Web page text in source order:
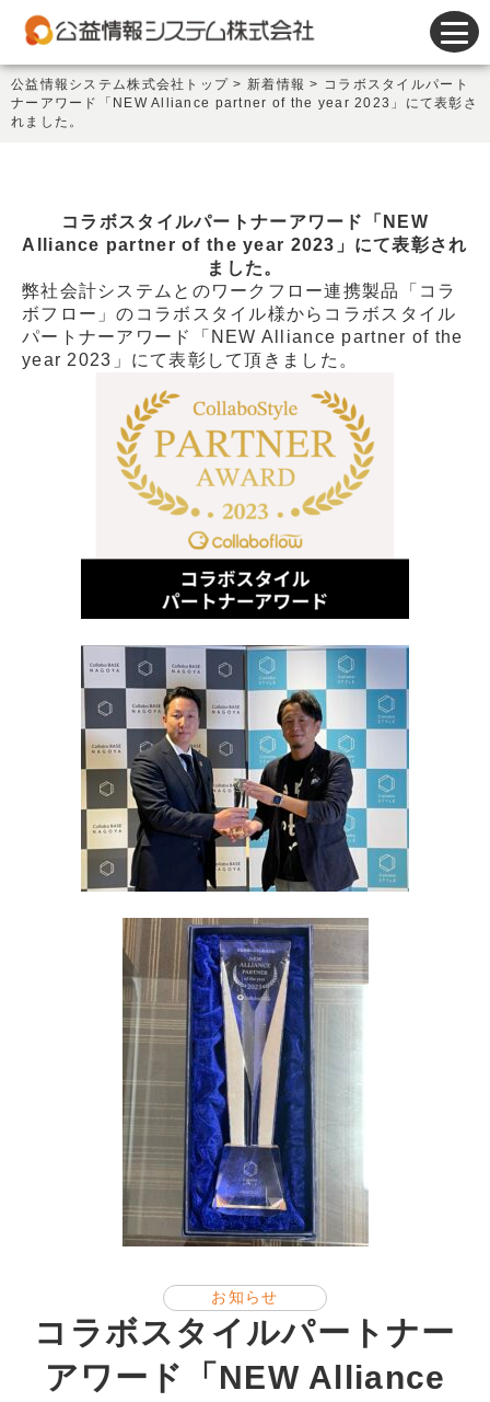
会計システム
人事給与システム
その他製品
会社情報
セミナー情報
販売パートナー情報
講師マイページ
公益情報システム株式会社トップ > 新着情報 > コラボスタイルパート
ナーアワード「NEW Alliance partner of the year 2023」にて表彰さ
れました。
コラボスタイルパートナーアワード「NEW
Alliance partner of the year 2023」にて表彰され
ました。
弊社会計システムとのワークフロー連携製品「コラ
ボフロー」のコラボスタイル様からコラボスタイル
パートナーアワード「NEW Alliance partner of the
year 2023」にて表彰して頂きました。
お知らせ
コラボスタイルパートナー
アワード「NEW Alliance